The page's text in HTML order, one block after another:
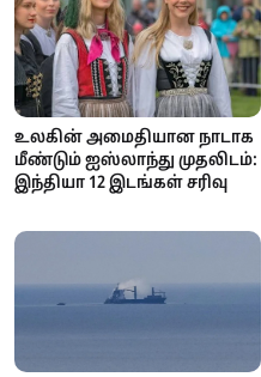
உலகின் அமைதியான நாடாக
மீண்டும் ஐஸ்லாந்து முதலிடம்:
இந்தியா 12 இடங்கள் சரிவு